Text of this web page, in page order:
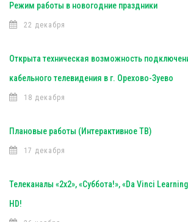
Режим работы в новогодние праздники
22 декабря
Открыта техническая возможность
кабельного телевидения в г. Орехово-Зуево
18 декабря
Плановые работы (Интерактивное ТВ)
17 декабря
Телеканалы «2х2», «Суббота!», «Da Vinci
HD!